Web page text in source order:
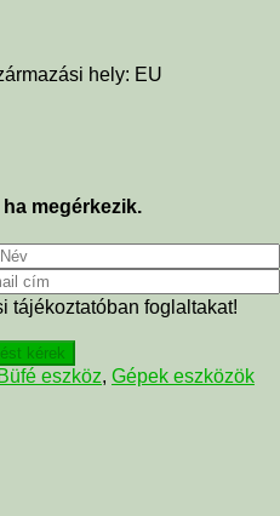
hely: EU
megérkezik.
tájékoztatóban foglaltakat!
kérek
Büfé eszköz, Gépek eszközök